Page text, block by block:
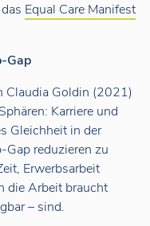
Equal Care Manifest
Gap
Claudia Goldin (2021)
Karriere und
Gleichheit in der
Gap reduzieren zu
Erwerbsarbeit
die Arbeit braucht
– sind.